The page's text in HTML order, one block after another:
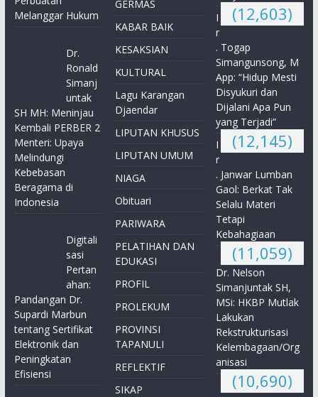
Melanggar Hukum
Dr.
Ronald
Simanj
untak
SH MH: Meninjau
Kembali PERBER 2
Menteri: Upaya
Melindungi
Kebebasan
Beragama di
Indonesia
Digitali
sasi
Pertan
ahan:
Pandangan Dr.
Supardi Marbun
tentang Sertifikat
Elektronik dan
Peningkatan
Efisiensi
GERMAS
KABAR BAIK
KESAKSIAN
KULTURAL
Lagu Karangan
Djaendar
LIPUTAN KHUSUS
LIPUTAN UMUM
NIAGA
Obituari
PARIWARA
PELATIHAN DAN
EDUKASI
PROFIL
PROLEKUM
PROVINSI
TAPANULI
REFLEKTIF
SIKAP
(12,603)
I
r
. Togap
Simangunsong, M
App: “Hidup Mesti
Disyukuri dan
Dijalani Apa Pun
yang Terjadi”
(12,145)
I
r
. Janwar Lumban
Gaol: Berkat Tak
Selalu Materi
Tetapi
Kebahagiaan
(11,059)
Dr. Nelson
Simanjuntak SH,
MSi: HKBP Mutlak
Lakukan
Rekstrukturisasi
Kelembagaan/Org
anisasi
(10,690)